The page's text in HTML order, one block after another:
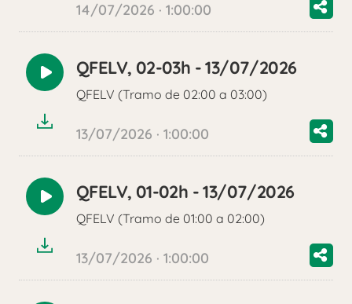
14/07/2026 · 1:00:00
Reproducir
audio
QFELV, 02-03h - 13/07/2026
QFELV (Tramo de 02:00 a 03:00)
13/07/2026 · 1:00:00
Reproducir
audio
QFELV, 01-02h - 13/07/2026
QFELV (Tramo de 01:00 a 02:00)
13/07/2026 · 1:00:00